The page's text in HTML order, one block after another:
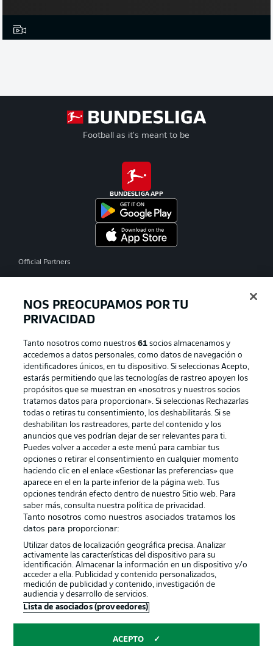
Football as it's meant to be
BUNDESLIGA APP
Official Partners
Publicidad Aviso legal
Gestionar las preferencias Declaracion de privacidad
Canales Trabajos
Jugadores Condiciones de uso
Sello Editorial Contacto
© 2026 Bundesliga-Gruppe GmbH
Elegir idioma
NOS PREOCUPAMOS POR TU
PRIVACIDAD
Tanto nosotros como nuestros61 socios almacenamos y
accedemos a datos personales, como datos de navegación o
identificadores únicos, en tu dispositivo. Si seleccionas Acepto,
estarás permitiendo que las tecnologías de rastreo apoyen los
propósitos que se muestran en «nosotros y nuestros socios
tratamos datos para proporcionar». Si seleccionas Rechazarlas
todas o retiras tu consentimiento, los deshabilitarás. Si se
deshabilitan los rastreadores, parte del contenido y los
anuncios que ves podrían dejar de ser relevantes para ti.
Puedes volver a acceder a este menú para cambiar tus
opciones o retirar el consentimiento en cualquier momento
haciendo clic en el enlace «Gestionar las preferencias» que
aparece en el en la parte inferior de la página web. Tus
opciones tendrán efecto dentro de nuestro Sitio web. Para
saber más, consulta nuestra política de privacidad.
Tanto nosotros como nuestros asociados tratamos los
datos para proporcionar:
Utilizar datos de localización geográfica precisa. Analizar
activamente las características del dispositivo para su
identificación. Almacenar la información en un dispositivo y/o
acceder a ella. Publicidad y contenido personalizados,
medición de publicidad y contenido, investigación de
audiencia y desarrollo de servicios.
Lista de asociados (proveedores)
ACEPTO